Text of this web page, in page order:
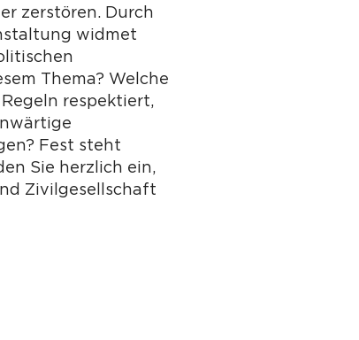
zerstören. Durch
widmet
Thema? Welche
respektiert,
Fest steht
Sie herzlich ein,
Zivilgesellschaft